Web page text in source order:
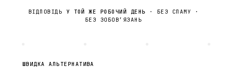
ВІДПОВІДЬ У ТОЙ ЖЕ РОБОЧИЙ ДЕНЬ
· БЕЗ СПАМУ ·
БЕЗ ЗОБОВ’ЯЗАНЬ
ШВИДКА АЛЬТЕРНАТИВА